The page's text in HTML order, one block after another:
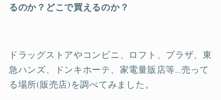
るのか？どこで買えるのか？
ドラッグストアやコンビニ、ロフト、プラザ、東
急ハンズ、ドンキホーテ、家電量販店等…売って
る場所(販売店)を調べてみました。